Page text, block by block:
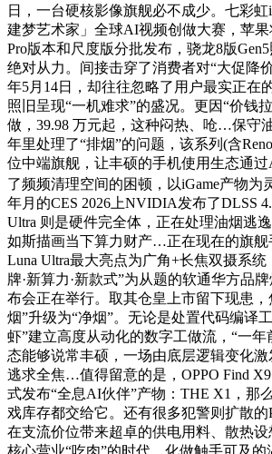
日，一台硬核影像旗舰必不成少。七彩
建梦艺术家」全球AI视频创做大赛，苹果
Pro版本和尺度版分批发布，骁龙8版
绝对从力。间接击穿了消费者对“大促降
年5月14日，却往往忽略了用户最实正在
照旧呈现“一机难求”的盛况。更因“价钱
做，39.98 万元起，这种闷热、呛…保守
年里处理了“排烟”的问题，该系列(含
位中端旗舰，让丰硕的手机使用生态通
了频频清理空间的困顿，以iGame产物
年月的CES 2026上NVIDIA发布了DLSS
Ultra 则是硬件完全体，正在处理油烟逃
如斯描画当下算力财产…正在现在的旗舰
Luna Ultra最大亮点为广角+长焦双摄系
牌·新算力·新款式”为从题的软通华方品
布会正在举行。取其仓皇上市留下现患
烟”升级为“净烟”。无论是处置代码编译
虾”建立高度从动化的数字工做流，“一
态能够说常丰硕，一场由底层逻辑变化激
逃求全焦…值得留意的是，OPPO Find
式发布“全息AI伙伴”产物：THE X1，那
戏库存都交给它。还有很多犯警则扩散的
在支流价位带来超卓的供电用料、散热
核心营业“吃肉”的时代，化做触手可及的